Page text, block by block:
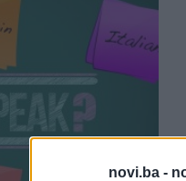
novi.ba -